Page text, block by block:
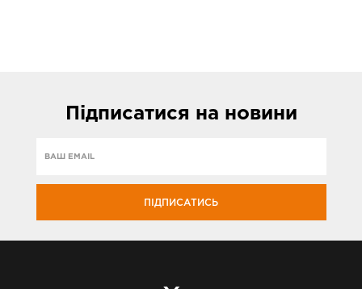
Підписатися на новини
ПІДПИСАТИСЬ